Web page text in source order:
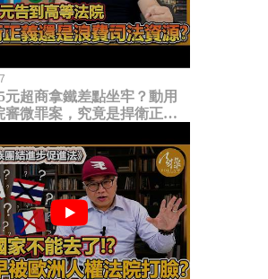
元超商拿鐵差點坐牢？動用
審微罪案，究竟是捍衛正義